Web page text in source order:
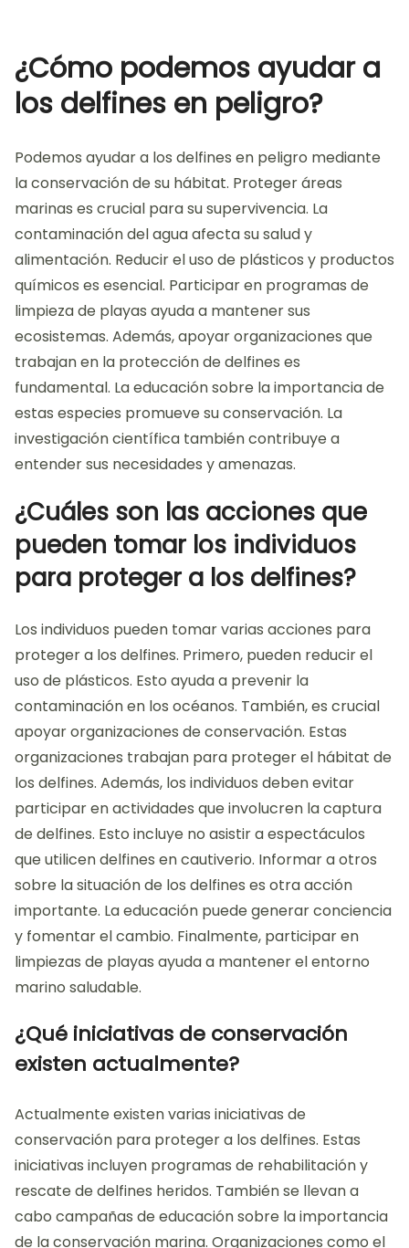
¿Cómo podemos ayudar a
los delfines en peligro?
Podemos ayudar a los delfines en peligro mediante
la conservación de su hábitat. Proteger áreas
marinas es crucial para su supervivencia. La
contaminación del agua afecta su salud y
alimentación. Reducir el uso de plásticos y productos
químicos es esencial. Participar en programas de
limpieza de playas ayuda a mantener sus
ecosistemas. Además, apoyar organizaciones que
trabajan en la protección de delfines es
fundamental. La educación sobre la importancia de
estas especies promueve su conservación. La
investigación científica también contribuye a
entender sus necesidades y amenazas.
¿Cuáles son las acciones que
pueden tomar los individuos
para proteger a los delfines?
Los individuos pueden tomar varias acciones para
proteger a los delfines. Primero, pueden reducir el
uso de plásticos. Esto ayuda a prevenir la
contaminación en los océanos. También, es crucial
apoyar organizaciones de conservación. Estas
organizaciones trabajan para proteger el hábitat de
los delfines. Además, los individuos deben evitar
participar en actividades que involucren la captura
de delfines. Esto incluye no asistir a espectáculos
que utilicen delfines en cautiverio. Informar a otros
sobre la situación de los delfines es otra acción
importante. La educación puede generar conciencia
y fomentar el cambio. Finalmente, participar en
limpiezas de playas ayuda a mantener el entorno
marino saludable.
¿Qué iniciativas de conservación
existen actualmente?
Actualmente existen varias iniciativas de
conservación para proteger a los delfines. Estas
iniciativas incluyen programas de rehabilitación y
rescate de delfines heridos. También se llevan a
cabo campañas de educación sobre la importancia
de la conservación marina. Organizaciones como el